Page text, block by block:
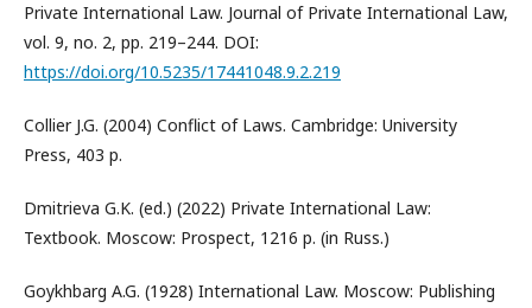
Private International Law. Journal of Private International Law,
vol. 9, no. 2, pp. 219–244. DOI:
https://doi.org/10.5235/17441048.9.2.219
Collier J.G. (2004) Conflict of Laws. Cambridge: University
Press, 403 p.
Dmitrieva G.K. (ed.) (2022) Private International Law:
Textbook. Moscow: Prospect, 1216 p. (in Russ.)
Goykhbarg A.G. (1928) International Law. Moscow: Publishing